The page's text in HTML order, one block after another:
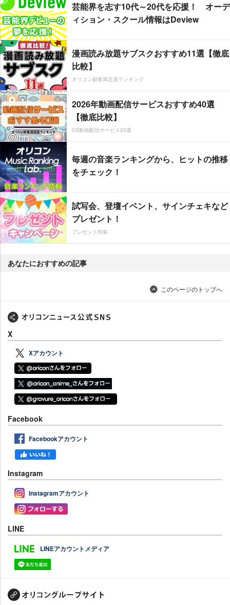
芸能界を志す10代～20代を応援！ オーデ
ィション・スクール情報はDeview
漫画読み放題サブスクおすすめ11選【徹底
比較】
オリコン顧客満足度ランキング
2026年動画配信サービスおすすめ40選
【徹底比較】
CS動画配信サービス20選
毎週の音楽ランキングから、ヒットの推移
をチェック！
試写会、登壇イベント、サインチェキなど
プレゼント！
プレゼント特集
あなたにおすすめの記事
このページのトップへ
X
Xアカウント
Facebook
Facebookアカウント
Instagram
Instagramアカウント
LINE
LINEアカウントメディア